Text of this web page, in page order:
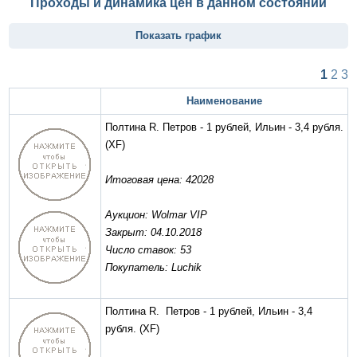
Проходы и динамика цен в данном состоянии
Показать график
1 2 3
Наименование
Полтина R. Петров - 1 рублей, Ильин - 3,4 рубля.
(XF)
Итоговая цена: 42028
Аукцион: Wolmar VIP
Закрыт: 04.10.2018
Число ставок: 53
Покупатель: Luchik
Полтина R. Петров - 1 рублей, Ильин - 3,4
рубля. (XF)